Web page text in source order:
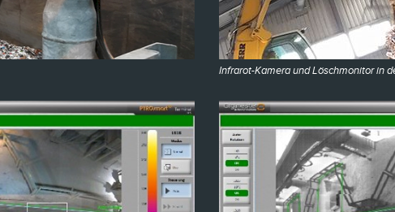
Infrarot-Kamera und Löschmonitor in